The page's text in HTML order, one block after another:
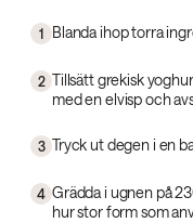
1 Blanda ihop torra
2 Tillsätt grekisk
med en elvisp och
3 Tryck ut degen i en
4 Grädda i ugnen på
hur stor form som